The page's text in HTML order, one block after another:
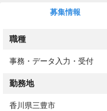
◼︎お仕事スタート後もサ
専任担当が就業後もしっ
スマホからカンタン登録
す！
最短５営業日以内でお仕
募集情報
職種
事務・データ入力・受付
勤務地
香川県三豊市